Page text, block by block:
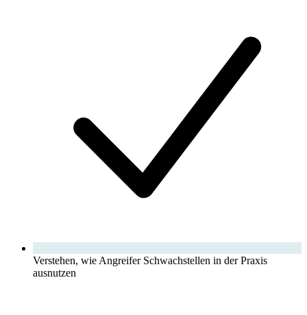
Verstehen, wie Angreifer Schwachstellen in der Praxis
ausnutzen